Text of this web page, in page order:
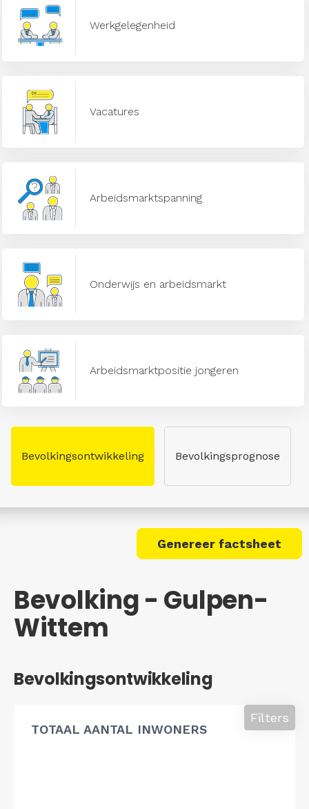
Werkgelegenheid
Vacatures
Arbeidsmarktspanning
Onderwijs en arbeidsmarkt
Arbeidsmarktpositie jongeren
Bevolkingsontwikkeling Bevolkingsprognose
Genereer factsheet
Bevolking - Gulpen-
Wittem
Bevolkingsontwikkeling
TOTAAL AANTAL INWONERS
Filters